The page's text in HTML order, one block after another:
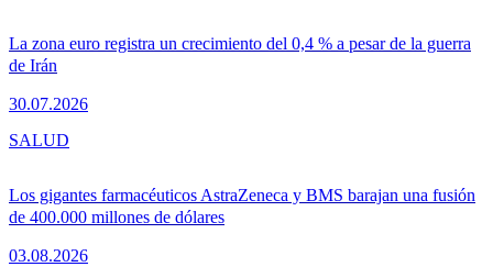
La zona euro registra un crecimiento del 0,4 % a pesar de la guerra
de Irán
30.07.2026
Los gigantes farmacéuticos AstraZeneca y BMS barajan una fusión
de 400.000 millones de dólares
03.08.2026
SALUD